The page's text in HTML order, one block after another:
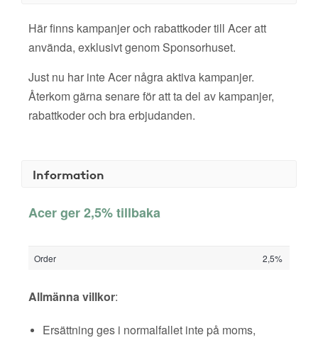
Här finns kampanjer och rabattkoder till Acer att
använda, exklusivt genom Sponsorhuset.
Just nu har inte Acer några aktiva kampanjer.
Återkom gärna senare för att ta del av kampanjer,
rabattkoder och bra erbjudanden.
Information
Acer ger 2,5% tillbaka
Order 2,5%
Allmänna villkor:
Ersättning ges i normalfallet inte på moms,